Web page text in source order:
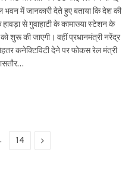
में जानकारी देते हुए बताया कि देश की
से गुवाहाटी के कामाख्या स्टेशन के
शुरू की जाएगी। वहीं प्रधानमंत्री नरेंद्र
बेहतर कनेक्टिविटी देने पर फोकस रेल मंत्री
14 Next